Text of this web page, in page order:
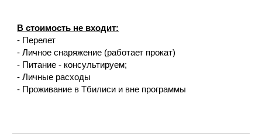
В стоимость не входит:
- Перелет
- Личное снаряжение (работает прокат)
- Питание - консультируем;
- Личные расходы
- Проживание в Тбилиси и вне программы